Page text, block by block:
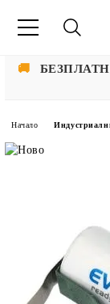
🚚
Начало